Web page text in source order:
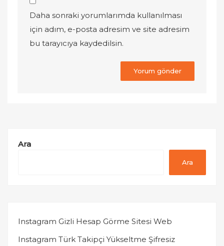
Daha sonraki yorumlarımda kullanılması
için adım, e-posta adresim ve site adresim
bu tarayıcıya kaydedilsin.
Ara
Ara
Instagram Gizli Hesap Görme Sitesi Web
Instagram Türk Takipçi Yükseltme Şifresiz